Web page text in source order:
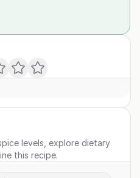
levels, explore dietary
this recipe.